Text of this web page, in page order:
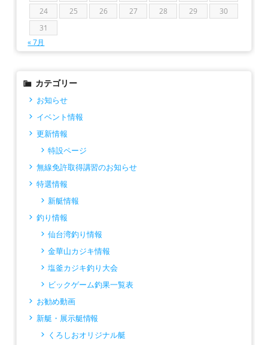
24
25 26 27 28 29
30
31
« 7月
カテゴリー
お知らせ
イベント情報
更新情報
特設ページ
無線免許取得講習のお知らせ
特選情報
新艇情報
釣り情報
仙台湾釣り情報
金華山カジキ情報
塩釜カジキ釣り大会
ビックゲーム釣果一覧表
お勧め動画
新艇・展示艇情報
くろしおオリジナル艇